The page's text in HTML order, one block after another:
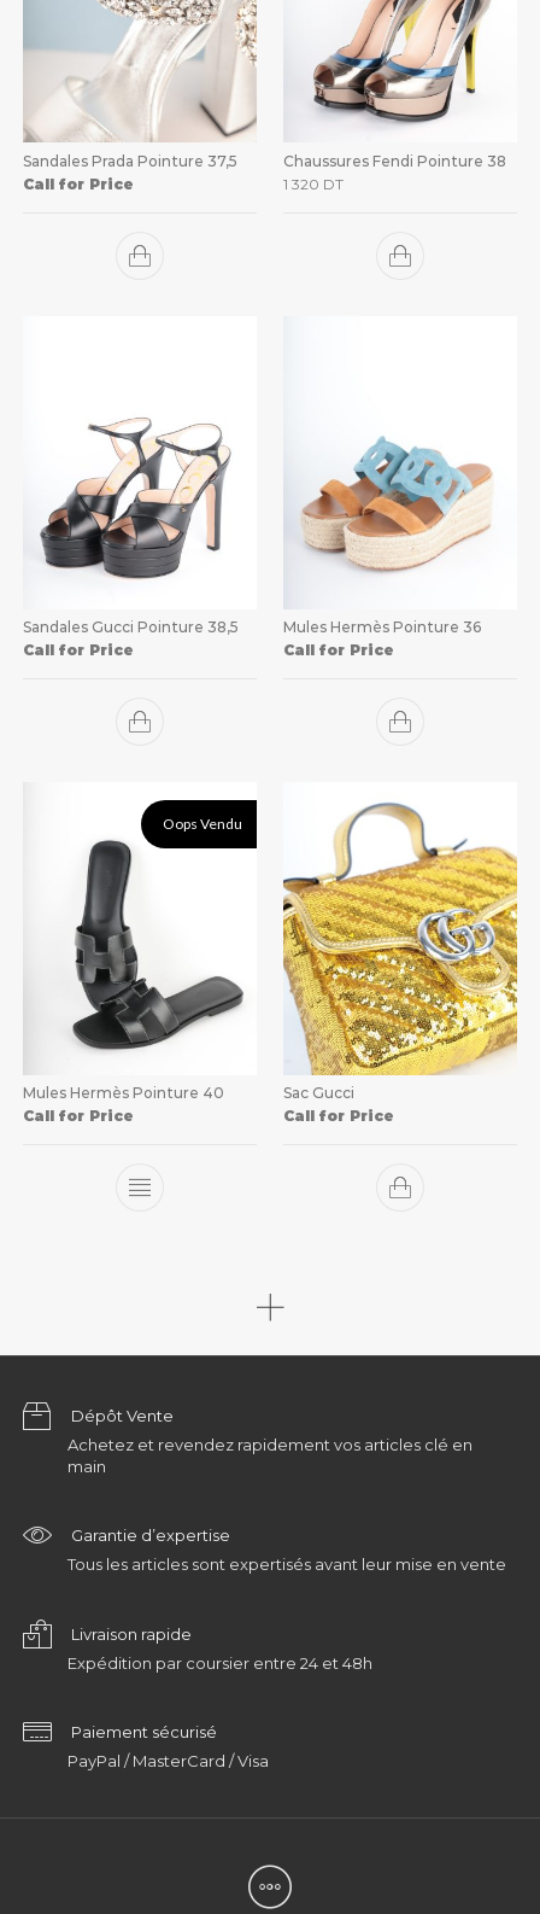
Sandales Prada Pointure 37,5
Call for Price
Chaussures Fendi Pointure 38
1 320 DT
Sandales Gucci Pointure 38,5
Call for Price
Mules Hermès Pointure 36
Call for Price
Oops Vendu
Mules Hermès Pointure 40
Call for Price
Sac Gucci
Call for Price
Dépôt Vente
Achetez et revendez rapidement vos articles clé en
main
Garantie d’expertise
Tous les articles sont expertisés avant leur mise en vente
Livraison rapide
Expédition par coursier entre 24 et 48h
Paiement sécurisé
PayPal / MasterCard / Visa